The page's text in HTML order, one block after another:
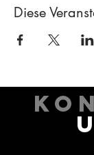
Diese